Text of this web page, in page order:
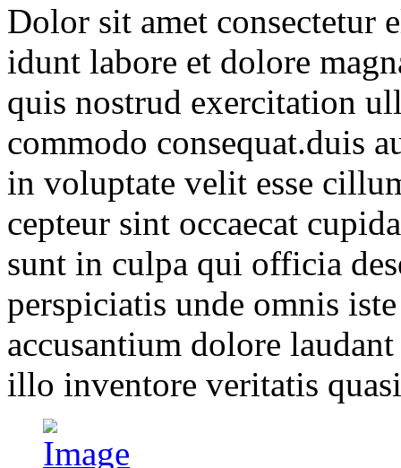
Dolor sit amet consectetur
idunt labore et dolore
quis nostrud exercitation
commodo consequat.duis
in voluptate velit esse
cepteur sint occaecat
sunt in culpa qui officia
perspiciatis unde omnis
accusantium dolore
illo inventore veritatis